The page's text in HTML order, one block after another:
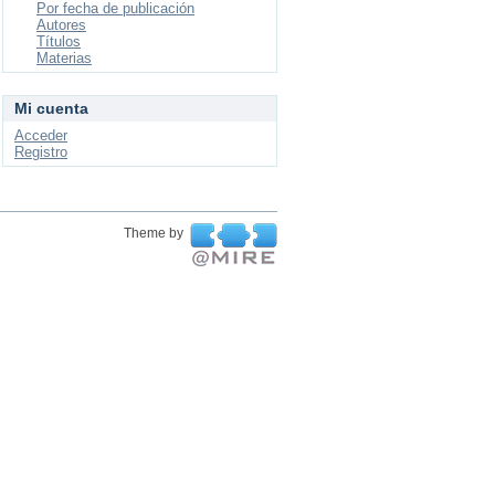
Por fecha de publicación
Autores
Títulos
Materias
Mi cuenta
Acceder
Registro
Theme by